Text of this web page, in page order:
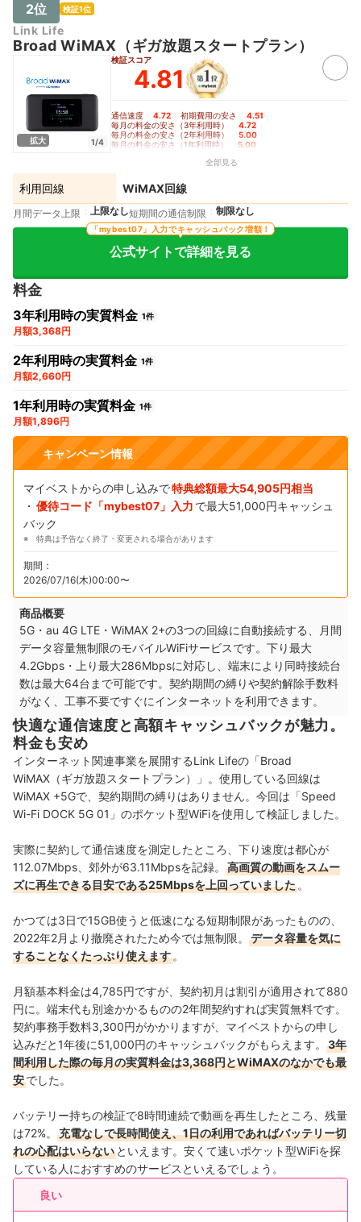
2位 検証1位
Link Life
Broad WiMAX（ギガ放題スタートプラン）
拡大 1/4
検証スコア
4.81
通信速度 4.72 初期費用の安さ 4.51
毎月の料金の安さ（3年利用時） 4.72
毎月の料金の安さ（2年利用時） 5.00
毎月の料金の安さ（1年利用時） 5.00
全部見る
利用回線 WiMAX回線
月間データ上限 上限なし短期間の通信制限 制限なし
公式サイトで詳細を見る
「mybest07」入力でキャッシュバック増額！
料金
3年利用時の実質料金 1件
月額3,368円
2年利用時の実質料金 1件
月額2,660円
1年利用時の実質料金 1件
月額1,896円
キャンペーン情報
マイベストからの申し込みで特典総額最大54,905円相当
・ 優待コード「mybest07」入力 で最大51,000円キャッシュ
バック
特典は予告なく終了・変更される場合があります
期間：
2026/07/16(木)00:00〜
商品概要
5G・au 4G LTE・WiMAX 2+の3つの回線に自動接続する、月間
データ容量無制限のモバイルWiFiサービスです。下り最大
4.2Gbps・上り最大286Mbpsに対応し、端末により同時接続台
数は最大64台まで可能です。契約期間の縛りや契約解除手数料
がなく、工事不要ですぐにインターネットを利用できます。
快適な通信速度と高額キャッシュバックが魅力。
料金も安め
インターネット関連事業を展開するLink Lifeの「Broad
WiMAX（ギガ放題スタートプラン）」。使用している回線は
WiMAX +5Gで、契約期間の縛りはありません。今回は「Speed
Wi-Fi DOCK 5G 01」のポケット型WiFiを使用して検証しました。
実際に契約して通信速度を測定したところ、下り速度は都心が
112.07Mbps、郊外が63.11Mbpsを記録。
高画質の動画をスムー
ズに再生できる目安である25Mbpsを上回っていました。
かつては3日で15GB使うと低速になる短期制限があったものの、
2022年2月より撤廃されたため今では無制限。
データ容量を気に
することなくたっぷり使えます。
月額基本料金は4,785円ですが、契約初月は割引が適用されて880
円に。端末代も別途かかるものの2年間契約すれば実質無料です。
契約事務手数料3,300円がかかりますが、マイベストからの申し
込みだと1年後に51,000円のキャッシュバックがもらえます。
3年
間利用した際の毎月の実質料金は3,368円とWiMAXのなかでも最
安でした。
バッテリー持ちの検証で8時間連続で動画を再生したところ、残量
は72%。
充電なしで長時間使え、1日の利用であればバッテリー切
れの心配はいらない といえます。安くて速いポケット型WiFiを探
している人におすすめのサービスといえるでしょう。
良い